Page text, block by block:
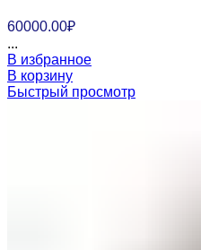
60000.00₽
...
В избранное
В корзину
Быстрый просмотр